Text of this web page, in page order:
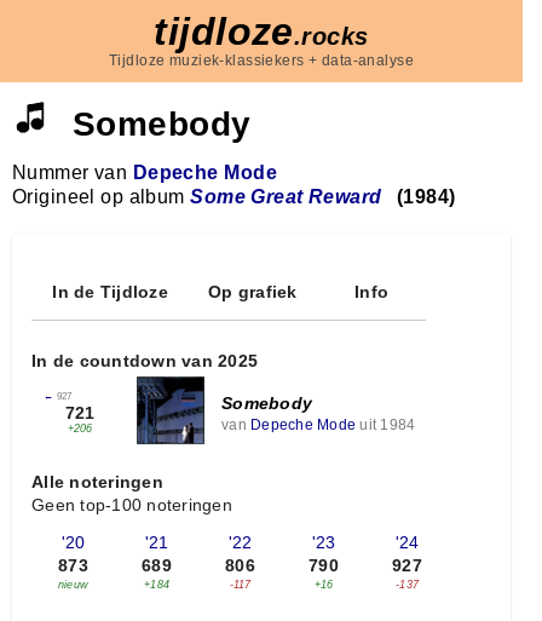
tijdloze.rocks
Tijdloze muziek-klassiekers + data-analyse
Somebody
Nummer van Depeche Mode
Origineel op albumSome Great Reward (1984)
In de Tijdloze Op grafiek Info
In de countdown van 2025
← 927
721
+206
Somebody
van Depeche Mode uit 1984
Alle noteringen
Geen top-100 noteringen
'20
873
nieuw
'21
689
+184
'22
806
-117
'23
790
+16
'24
927
-137